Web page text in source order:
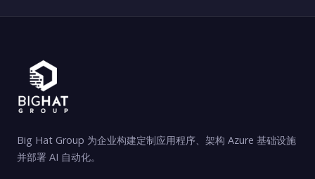
Big Hat Group 为企业构建定制应用程序、架构 Azure 基础设施
并部署 AI 自动化。